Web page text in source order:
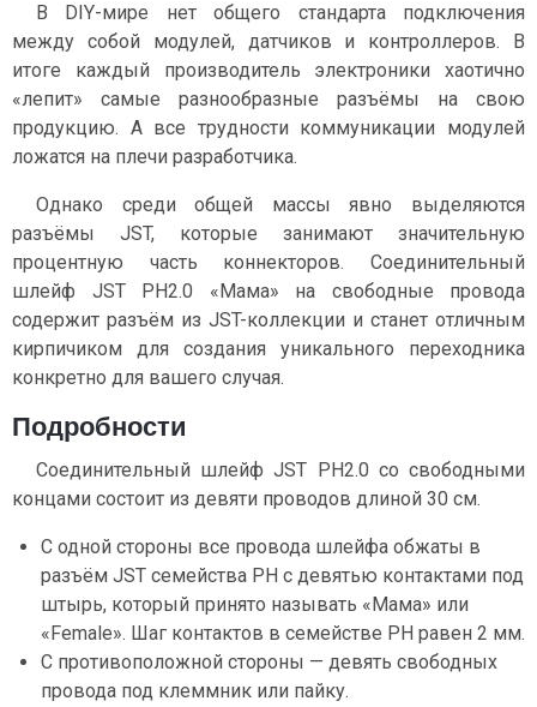
В DIY-мире нет общего стандарта подключения
между собой модулей, датчиков и контроллеров. В
итоге каждый производитель электроники хаотично
«лепит» самые разнообразные разъёмы на свою
продукцию. А все трудности коммуникации модулей
ложатся на плечи разработчика.
Однако среди общей массы явно выделяются
разъёмы JST, которые занимают значительную
процентную часть коннекторов. Соединительный
шлейф JST PH2.0 «Мама» на свободные провода
содержит разъём из JST-коллекции и станет отличным
кирпичиком для создания уникального переходника
конкретно для вашего случая.
Подробности
Соединительный шлейф JST PH2.0 со свободными
концами состоит из девяти проводов длиной 30 см.
С одной стороны все провода шлейфа обжаты в
разъём JST семейства PH c девятью контактами под
штырь, который принято называть «Мама» или
«Female». Шаг контактов в семействе PH равен 2 мм.
С противоположной стороны — девять свободных
провода под клеммник или пайку.